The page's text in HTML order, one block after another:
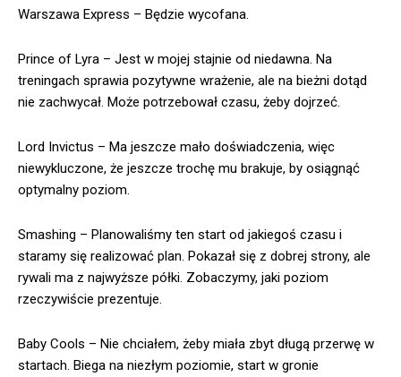
Warszawa Express – Będzie wycofana.
Prince of Lyra – Jest w mojej stajnie od niedawna. Na
treningach sprawia pozytywne wrażenie, ale na bieżni dotąd
nie zachwycał. Może potrzebował czasu, żeby dojrzeć.
Lord Invictus – Ma jeszcze mało doświadczenia, więc
niewykluczone, że jeszcze trochę mu brakuje, by osiągnąć
optymalny poziom.
Smashing – Planowaliśmy ten start od jakiegoś czasu i
staramy się realizować plan. Pokazał się z dobrej strony, ale
rywali ma z najwyższe półki. Zobaczymy, jaki poziom
rzeczywiście prezentuje.
Baby Cools – Nie chciałem, żeby miała zbyt długą przerwę w
startach. Biega na niezłym poziomie, start w gronie